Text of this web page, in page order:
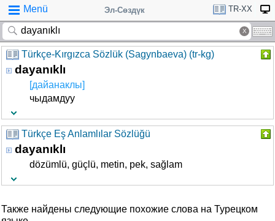
Menü Эл-Сөздүк TR-XX
Türkçe-Kırgızca Sözlük (Sagynbaeva) (tr-kg)
dayanıklı
[дайанаклы]
чыдамдуу
Türkçe Eş Anlamlılar Sözlüğü
dayanıklı
dözümlü, güçlü, metin, pek, sağlam
Также найдены следующие похожие слова на Турецком